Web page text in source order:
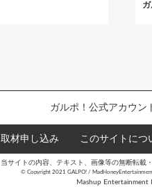
ガルポ！公式アカウン
取材申し込み このサイトにつ
当サイトの内容、テキスト、画像等の無断転載
©︎ Copyright 2021 GALPO! /
Mashup Entertainment